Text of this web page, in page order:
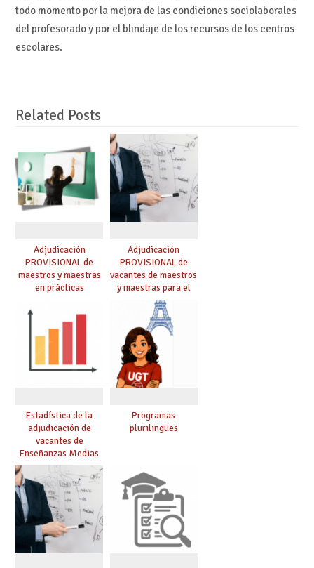
todo momento por la mejora de las condiciones sociolaborales
del profesorado y por el blindaje de los recursos de los centros
escolares.
Related Posts
Adjudicación
PROVISIONAL de
maestros y maestras
en prácticas
Adjudicación
PROVISIONAL de
vacantes de maestros
y maestras para el
curso 26-27
Estadística de la
adjudicación de
vacantes de
Enseñanzas Medias
para el curso 26/27
Programas
plurilingües